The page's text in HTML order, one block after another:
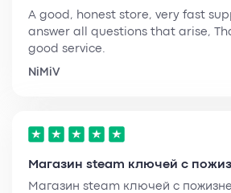
A good, honest store, very fast
answer all questions that arise,
good service.
NiMiV
Магазин steam ключей с
Магазин steam ключей с